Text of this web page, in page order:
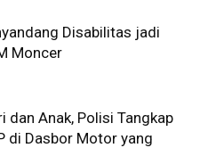
Disabilitas jadi
Moncer
dan Anak, Polisi Tangkap
di Dasbor Motor yang